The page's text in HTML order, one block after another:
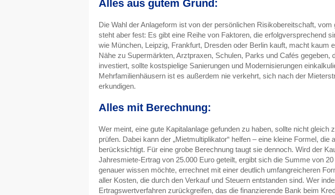
Alles aus gutem Grund:
Die Wahl der Anlageform ist von der persönlichen Risikobereitschaft,
steht aber fest: Es gibt eine Reihe von Faktoren, die erfolgversprechend
wie München, Leipzig, Frankfurt, Dresden oder Berlin kauft, macht kaum
Nähe zu Supermärkten, Arztpraxen, Schulen, Parks und Cafés
investiert, sollte kostspielige Sanierungen und Modernisierungen
Mehrfamilienhäusern ist es außerdem nie verkehrt, sich nach der
erkundigen.
Alles mit Berechnung:
Wer meint, eine gute Kapitalanlage gefunden zu haben, sollte nicht
prüfen. Dabei kann der „Mietmultiplikator“ helfen – eine kleine Formel,
berücksichtigt. Für eine grobe Berechnung taugt sie dennoch. Wird der
Jahresmiete-Ertrag von 25.000 Euro geteilt, ergibt sich die Summe von
genauer wissen möchte, errechnet mit einer deutlich umfangreicheren
aller Kosten, die durch den Verkauf und Steuern entstanden sind. Wer
Ertragswertverfahren zurückgreifen, das die finanzierende Bank beim